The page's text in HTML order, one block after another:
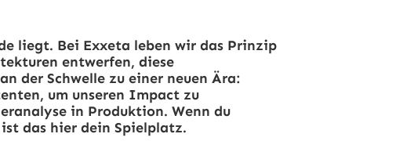
liegt. Bei Exxeta leben wir das Prinzip
entwerfen, diese
der Schwelle zu einer neuen Ära:
um unseren Impact zu
in Produktion. Wenn du
das hier dein Spielplatz.